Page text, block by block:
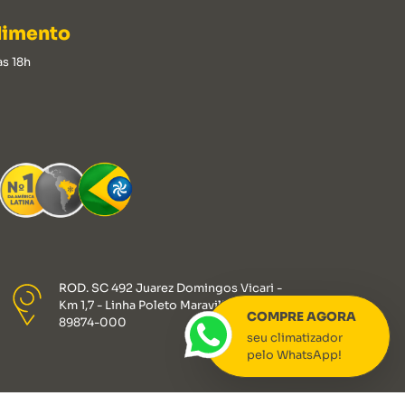
18h
ROD. SC 492 Juarez Domingos Vicari -
Km 1,7 - Linha Poleto Maravilha, SC, CEP:
89874-000
COMPRE AGORA
seu climatizador
pelo WhatsApp!